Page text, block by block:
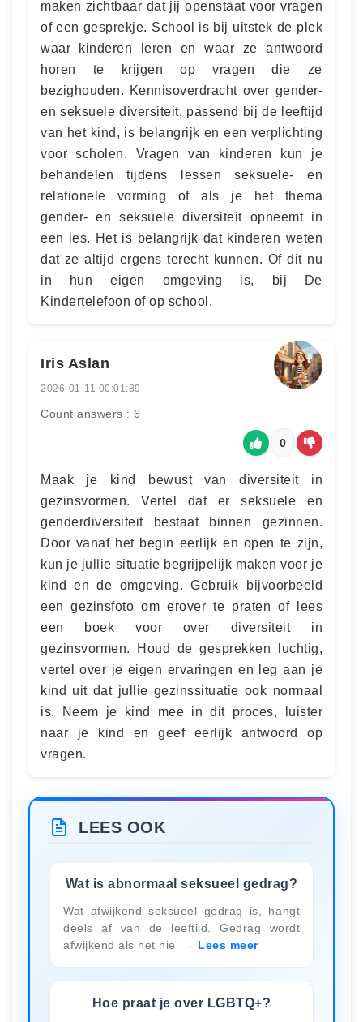
maken zichtbaar dat jij openstaat voor vragen
of een gesprekje. School is bij uitstek de plek
waar kinderen leren en waar ze antwoord
horen te krijgen op vragen die ze
bezighouden. Kennisoverdracht over gender-
en seksuele diversiteit, passend bij de leeftijd
van het kind, is belangrijk en een verplichting
voor scholen. Vragen van kinderen kun je
behandelen tijdens lessen seksuele- en
relationele vorming of als je het thema
gender- en seksuele diversiteit opneemt in
een les. Het is belangrijk dat kinderen weten
dat ze altijd ergens terecht kunnen. Of dit nu
in hun eigen omgeving is, bij De
Kindertelefoon of op school.
Iris Aslan
2026-01-11 00:01:39
Count answers : 6
0
Maak je kind bewust van diversiteit in
gezinsvormen. Vertel dat er seksuele en
genderdiversiteit bestaat binnen gezinnen.
Door vanaf het begin eerlijk en open te zijn,
kun je jullie situatie begrijpelijk maken voor je
kind en de omgeving. Gebruik bijvoorbeeld
een gezinsfoto om erover te praten of lees
een boek voor over diversiteit in
gezinsvormen. Houd de gesprekken luchtig,
vertel over je eigen ervaringen en leg aan je
kind uit dat jullie gezinssituatie ook normaal
is. Neem je kind mee in dit proces, luister
naar je kind en geef eerlijk antwoord op
vragen.
LEES OOK
Wat is abnormaal seksueel gedrag?
Wat afwijkend seksueel gedrag is, hangt
deels af van de leeftijd. Gedrag wordt
afwijkend als het nie
Lees meer
Hoe praat je over LGBTQ+?